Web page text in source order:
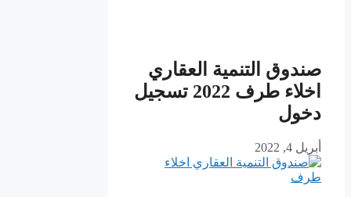
صندوق التنمية العقاري
اخلاء طرف 2022 تسجيل
دخول
أبريل 4, 2022